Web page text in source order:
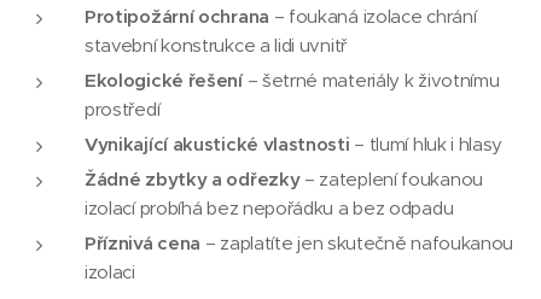
Protipožární ochrana – foukaná izolace chrání
stavební konstrukce a lidi uvnitř
Ekologické řešení– šetrné materiály k životnímu
prostředí
Vynikající akustické vlastnosti – tlumí hluk i hlasy
Žádné zbytky a odřezky– zateplení foukanou
izolací probíhá bez nepořádku a bez odpadu
Příznivá cena – zaplatíte jen skutečně nafoukanou
izolaci